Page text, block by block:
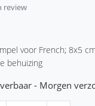
review
voor French; 8x5
behuizing
- Morgen